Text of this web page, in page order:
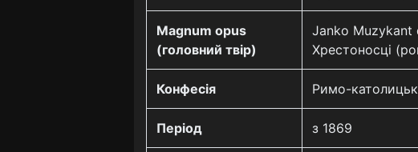
Magnum opus
(головний твір)
Janko Muzykant
Хрестоносці
Конфесія Римо-
Період з 1869